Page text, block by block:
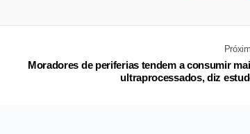
Moradores de periferias tendem a consumir
ultraprocessados, diz